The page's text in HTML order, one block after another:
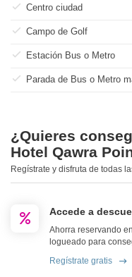
Centro ciudad
Campo de Golf
Estación Bus o Metro
Parada de Bus o Metro
¿Quieres
Hotel Qawra
Regístrate y disfruta de todas
Accede a
Ahorra reservando
logueado para
Regístrate gratis